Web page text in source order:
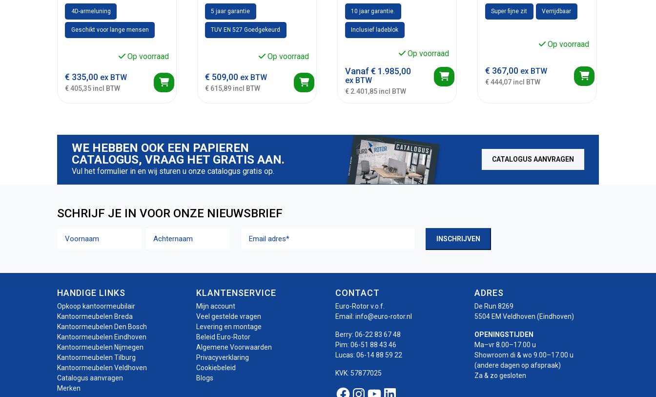
4D-armeluning
Geschikt voor lange mensen
Op voorraad
€ 335,00 ex BTW
€ 405,35 incl BTW
5 jaar garantie
TUV EN 527 Goedgekeurd
Op voorraad
€ 509,00 ex BTW
€ 615,89 incl BTW
10 jaar garantie.
Inclusief ladeblok
Op voorraad
Vanaf€ 1.985,00
ex BTW
€ 2.401,85 incl BTW
Super fijne zit Verrijdbaar
Op voorraad
€ 367,00 ex BTW
€ 444,07 incl BTW
WE HEBBEN OOK EEN PAPIEREN
CATALOGUS, VRAAG HET GRATIS AAN.
Vul het formulier in en wij sturen u onze catalogus gratis op.
CATALOGUS AANVRAGEN
SCHRIJF JE IN VOOR ONZE NIEUWSBRIEF
INSCHRIJVEN
HANDIGE LINKS
Opkoop kantoormeubilair
Kantoormeubelen Breda
Kantoormeubelen Den Bosch
Kantoormeubelen Eindhoven
Kantoormeubelen Nijmegen
Kantoormeubelen Tilburg
Kantoormeubelen Veldhoven
Catalogus aanvragen
Merken
KLANTENSERVICE
Mijn account
Veel gestelde vragen
Levering en montage
Beleid Euro-Rotor
Algemene Voorwaarden
Privacyverklaring
Cookiebeleid
Blogs
CONTACT
Euro-Rotor v.o.f.
Email: info@euro-rotor.nl
Berry: 06-22 83 67 48
Pim: 06-51 88 43 46
Lucas: 06-14 88 59 22
KVK: 57877025
Facebook Euro-rotor
Instagram Euro-rotor
Youtube Euro-rotor
Linkedin Euro-rotor
ADRES
De Run 8269
5504 EM Veldhoven (Eindhoven)
OPENINGSTIJDEN
Ma–vr 8.00–17.00 u
Showroom di & wo 9.00–17.00 u
(andere dagen op afspraak)
Za & zo gesloten